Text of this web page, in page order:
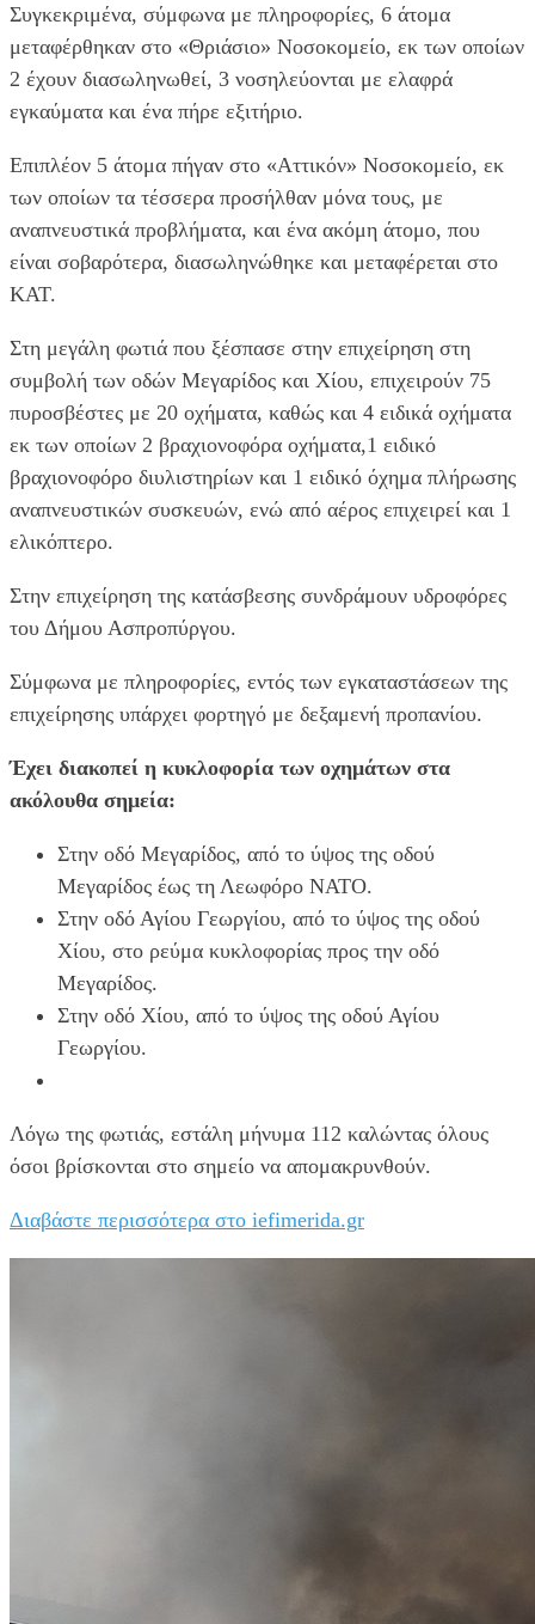
Συγκεκριμένα, σύμφωνα με πληροφορίες, 6 άτομα
μεταφέρθηκαν στο «Θριάσιο» Νοσοκομείο, εκ των οποίων
2 έχουν διασωληνωθεί, 3 νοσηλεύονται με ελαφρά
εγκαύματα και ένα πήρε εξιτήριο.
Επιπλέον 5 άτομα πήγαν στο «Αττικόν» Νοσοκομείο, εκ
των οποίων τα τέσσερα προσήλθαν μόνα τους, με
αναπνευστικά προβλήματα, και ένα ακόμη άτομο, που
είναι σοβαρότερα, διασωληνώθηκε και μεταφέρεται στο
ΚΑΤ.
Στη μεγάλη φωτιά που ξέσπασε στην επιχείρηση στη
συμβολή των οδών Μεγαρίδος και Χίου, επιχειρούν 75
πυροσβέστες με 20 οχήματα, καθώς και 4 ειδικά οχήματα
εκ των οποίων 2 βραχιονοφόρα οχήματα,1 ειδικό
βραχιονοφόρο διυλιστηρίων και 1 ειδικό όχημα πλήρωσης
αναπνευστικών συσκευών, ενώ από αέρος επιχειρεί και 1
ελικόπτερο.
Στην επιχείρηση της κατάσβεσης συνδράμουν υδροφόρες
του Δήμου Ασπροπύργου.
Σύμφωνα με πληροφορίες, εντός των εγκαταστάσεων της
επιχείρησης υπάρχει φορτηγό με δεξαμενή προπανίου.
Έχει διακοπεί η κυκλοφορία των οχημάτων στα
ακόλουθα σημεία:
Στην οδό Μεγαρίδος, από το ύψος της οδού
Μεγαρίδος έως τη Λεωφόρο ΝΑΤΟ.
Στην οδό Αγίου Γεωργίου, από το ύψος της οδού
Χίου, στο ρεύμα κυκλοφορίας προς την οδό
Μεγαρίδος.
Στην οδό Χίου, από το ύψος της οδού Αγίου
Γεωργίου.
Λόγω της φωτιάς, εστάλη μήνυμα 112 καλώντας όλους
όσοι βρίσκονται στο σημείο να απομακρυνθούν.
Διαβάστε περισσότερα στο iefimerida.gr